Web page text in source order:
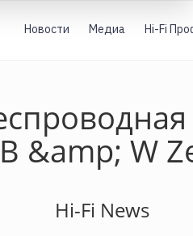
Новости Медиа Hi-Fi
&amp; W
Hi-Fi News